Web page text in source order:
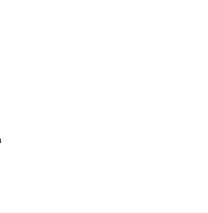
online, oferecendo transparência e